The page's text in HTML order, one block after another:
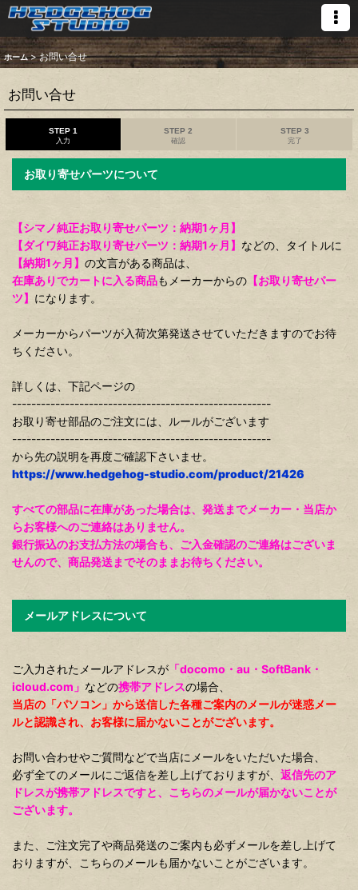
ホーム > お問い合せ
お問い合せ
STEP 1
入力
STEP 2
確認
STEP 3
完了
お取り寄せパーツについて
【シマノ純正お取り寄せパーツ：納期1ヶ月】
【ダイワ純正お取り寄せパーツ：納期1ヶ月】 などの、タイトルに
【納期1ヶ月】 の文言がある商品は、
在庫ありでカートに入る商品もメーカーからの 【お取り寄せパー
ツ】 になります。
メーカーからパーツが入荷次第発送させていただきますのでお待
ちください。
詳しくは、下記ページの
------------------------------------------------------
お取り寄せ部品のご注文には、ルールがございます
------------------------------------------------------
から先の説明を再度ご確認下さいませ。
https://www.hedgehog-studio.com/product/21426
すべての部品に在庫があった場合は、発送までメーカー・当店か
らお客様へのご連絡はありません。
銀行振込のお支払方法の場合も、ご入金確認のご連絡はございま
せんので、商品発送までそのままお待ちください。
メールアドレスについて
ご入力されたメールアドレスが 「docomo・au・SoftBank・
icloud.com」 などの携帯アドレスの場合、
当店の「パソコン」から送信した各種ご案内のメールが迷惑メー
ルと認識され、お客様に届かないことがございます。
お問い合わせやご質問などで当店にメールをいただいた場合、
必ず全てのメールにご返信を差し上げておりますが、 返信先のア
ドレスが携帯アドレスですと、こちらのメールが届かないことが
ございます。
また、ご注文完了や商品発送のご案内も必ずメールを差し上げて
おりますが、こちらのメールも届かないことがございます。